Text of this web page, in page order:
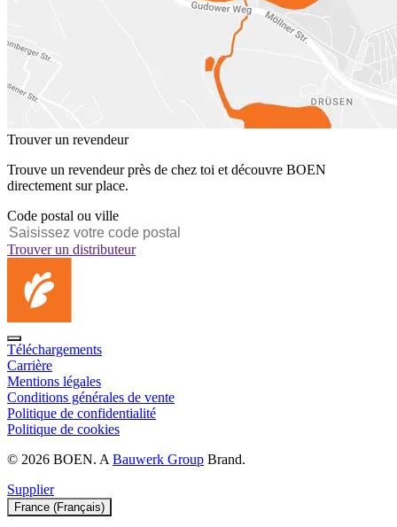
Trouver un revendeur
Trouve un revendeur près de chez toi et découvre BOEN
directement sur place.
Code postal ou ville
Trouver un distributeur
Téléchargements
Carrière
Mentions légales
Conditions générales de vente
Politique de confidentialité
Politique de cookies
© 2026 BOEN. ABauwerk Group Brand.
Supplier
France (Français)